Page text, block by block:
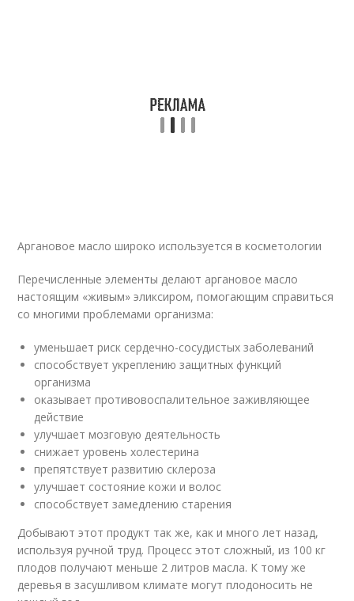
Аргановое масло широко используется в косметологии
Перечисленные элементы делают аргановое масло
настоящим «живым» эликсиром, помогающим справиться
со многими проблемами организма:
уменьшает риск сердечно-сосудистых заболеваний
способствует укреплению защитных функций
организма
оказывает противовоспалительное заживляющее
действие
улучшает мозговую деятельность
снижает уровень холестерина
препятствует развитию склероза
улучшает состояние кожи и волос
способствует замедлению старения
Добывают этот продукт так же, как и много лет назад,
используя ручной труд. Процесс этот сложный, из 100 кг
плодов получают меньше 2 литров масла. К тому же
деревья в засушливом климате могут плодоносить не